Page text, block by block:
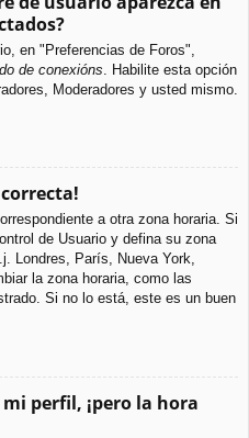
en "Preferencias de Foros",
de conexións . Habilite esta opción
Moderadores y usted mismo.
a otra zona horaria. Si
de Usuario y defina su zona
Londres, París, Nueva York,
la zona horaria, como las
Si no lo está, este es un buen
perfil, ¡pero la hora